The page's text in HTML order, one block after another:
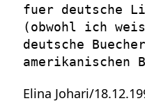
fuer deutsche
(obwohl ich
deutsche
amerikanischen
Elina Johari/